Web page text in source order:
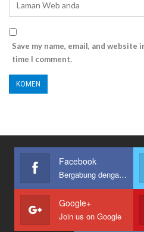
Save my name, email, and
time I comment.
Facebook
Bergabung dengan kami
Google+
Join us on Google